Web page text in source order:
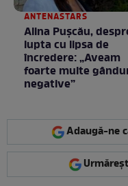
ANTENASTARS
Alina Pușcău,
lupta cu lipsa de
încredere: „Aveam
foarte multe
negative”
Adaugă-ne